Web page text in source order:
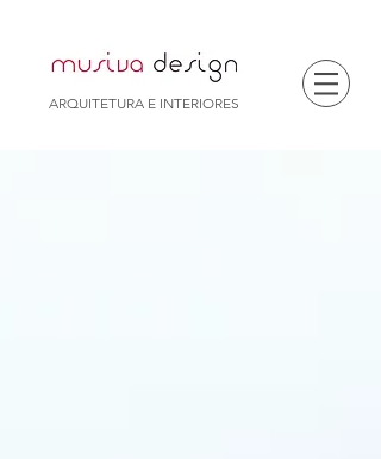
ARQUITETURA E INTERIORES